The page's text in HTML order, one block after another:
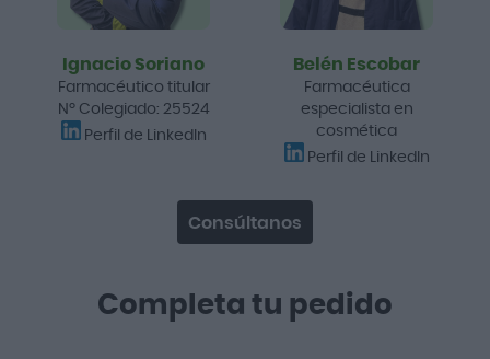
Completa tu pedido
Ignacio Soriano
Farmacéutico titular
Nº Colegiado: 25524
Perfil de LinkedIn
Belén Escobar
Farmacéutica
especialista en
cosmética
Perfil de LinkedIn
Consúltanos